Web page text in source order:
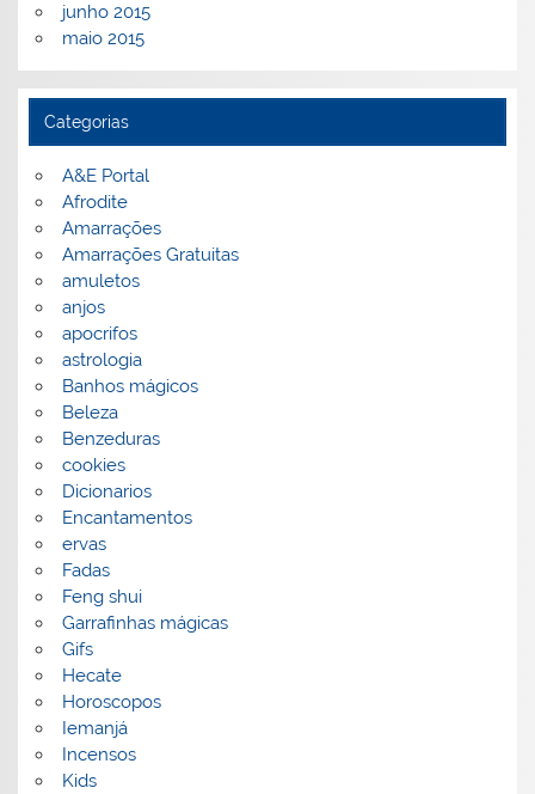
junho 2015
maio 2015
Categorias
A&E Portal
Afrodite
Amarrações
Amarrações Gratuitas
amuletos
anjos
apocrifos
astrologia
Banhos mágicos
Beleza
Benzeduras
cookies
Dicionarios
Encantamentos
ervas
Fadas
Feng shui
Garrafinhas mágicas
Gifs
Hecate
Horoscopos
Iemanjá
Incensos
Kids